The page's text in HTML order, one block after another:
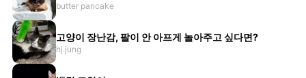
butter pancake
고양이 장난감, 팔이 안 아프게 놀아주고 싶다면?
hj.jung